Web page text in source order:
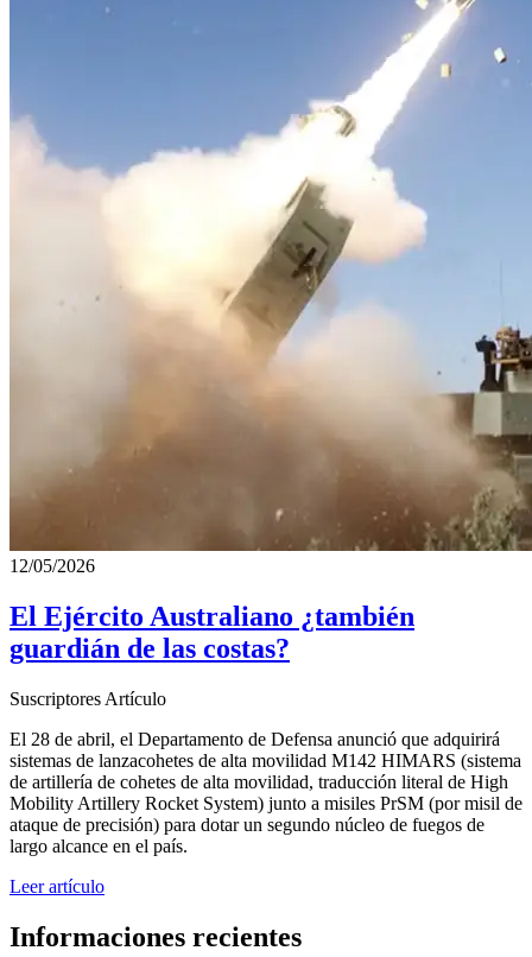
12/05/2026
El Ejército Australiano ¿también
guardián de las costas?
Suscriptores Artículo
El 28 de abril, el Departamento de Defensa anunció que adquirirá
sistemas de lanzacohetes de alta movilidad M142 HIMARS (sistema
de artillería de cohetes de alta movilidad, traducción literal de High
Mobility Artillery Rocket System) junto a misiles PrSM (por misil de
ataque de precisión) para dotar un segundo núcleo de fuegos de
largo alcance en el país.
Leer artículo
Informaciones recientes